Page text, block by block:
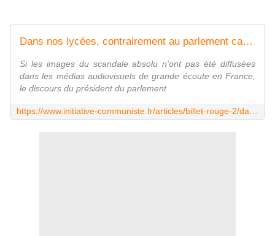
Dans nos lycées, contrairement au parlement canadien et dans les médias français, les jeunes savent encore reconnaitre un nazi et s'indigner de son soutien ! - INITIATIVE COMMUNISTE
Si les images du scandale absolu n'ont pas été diffusées
dans les médias audiovisuels de grande écoute en France,
le discours du président du parlement